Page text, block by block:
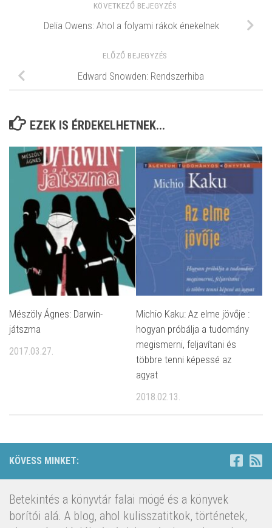
KÖVETKEZŐ BEJEGYZÉS
Delia Owens: Ahol a folyami rákok énekelnek
ELŐZŐ BEJEGYZÉS
Edward Snowden: Rendszerhiba
EZEK IS ÉRDEKELHETNEK...
Mészöly Ágnes: Darwin-
játszma
2017.03.27.
Michio Kaku: Az ​elme jövője :
hogyan próbálja a tudomány
megismerni, feljavítani és
többre tenni képessé az
agyat
2018.02.13.
KÖVESS MINKET:
Betekintés a könyvtár falai mögé és a könyvek
borítói alá. A blog, ahol kulisszatitkok, történetek,